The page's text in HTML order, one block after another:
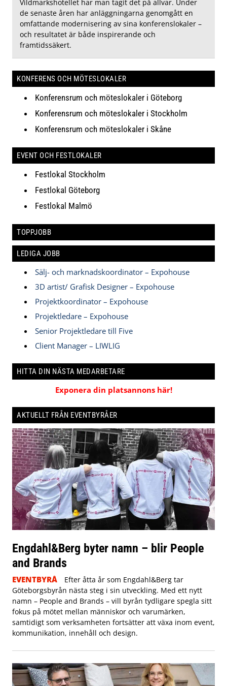
Vildmarkshotellet har man tagit det på allvar. Under
de senaste åren har anläggningarna genomgått en
omfattande modernisering av sina konferenslokaler –
och resultatet är både inspirerande och
framtidssäkert.
KONFERENS OCH MÖTESLOKALER
Konferensrum och möteslokaler i Göteborg
Konferensrum och möteslokaler i Stockholm
Konferensrum och möteslokaler i Skåne
EVENT OCH FESTLOKALER
Festlokal Stockholm
Festlokal Göteborg
Festlokal Malmö
TOPPJOBB
LEDIGA JOBB
Sälj- och marknadskoordinator – Expohouse
3D artist/ Grafisk Designer – Expohouse
Projektkoordinator – Expohouse
Projektledare – Expohouse
Senior Projektledare till Five
Client Manager – LIWLIG
HITTA DIN NÄSTA MEDARBETARE
Exponera din platsannons här!
AKTUELLT FRÅN EVENTBYRÅER
Engdahl&Berg byter namn – blir People
and Brands
EVENTBYRÅ
Efter åtta år som Engdahl&Berg tar
Göteborgsbyrån nästa steg i sin utveckling. Med ett nytt
namn – People and Brands – vill byrån tydligare spegla sitt
fokus på mötet mellan människor och varumärken,
samtidigt som verksamheten fortsätter att växa inom event,
kommunikation, innehåll och design.